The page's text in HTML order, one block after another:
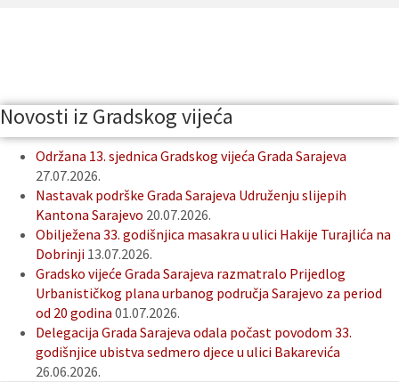
Novosti iz Gradskog vijeća
Održana 13. sjednica Gradskog vijeća Grada Sarajeva
27.07.2026.
Nastavak podrške Grada Sarajeva Udruženju slijepih
Kantona Sarajevo 20.07.2026.
Obilježena 33. godišnjica masakra u ulici Hakije Turajlića na
Dobrinji 13.07.2026.
Gradsko vijeće Grada Sarajeva razmatralo Prijedlog
Urbanističkog plana urbanog područja Sarajevo za period
od 20 godina 01.07.2026.
Delegacija Grada Sarajeva odala počast povodom 33.
godišnjice ubistva sedmero djece u ulici Bakarevića
26.06.2026.